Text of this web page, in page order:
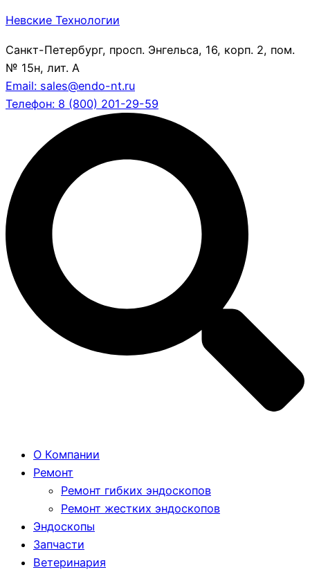
Невские Технологии
Санкт-Петербург, просп. Энгельса, 16, корп. 2, пом.
№ 15н, лит. А
Email: sales@endo-nt.ru
Телефон: 8 (800) 201-29-59
О Компании
Ремонт
Ремонт гибких эндоскопов
Ремонт жестких эндоскопов
Эндоскопы
Запчасти
Ветеринария